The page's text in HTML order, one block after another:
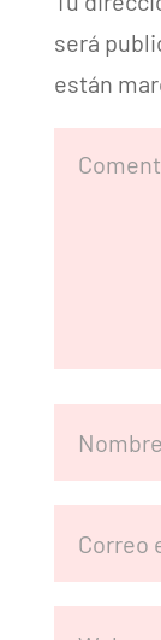
será
están